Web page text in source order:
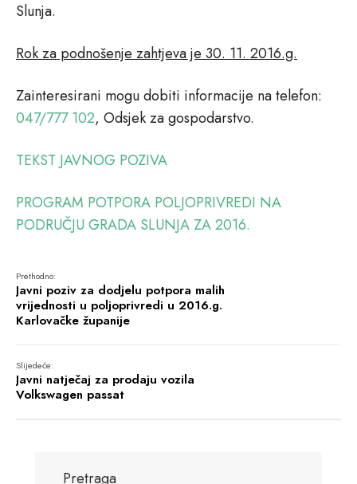
Slunja.
Rok za podnošenje zahtjeva je 30. 11. 2016.g.
Zainteresirani mogu dobiti informacije na telefon:
047/777 102, Odsjek za gospodarstvo.
TEKST JAVNOG POZIVA
PROGRAM POTPORA POLJOPRIVREDI NA
PODRUČJU GRADA SLUNJA ZA 2016.
Prethodno:
Javni poziv za dodjelu potpora malih
vrijednosti u poljoprivredi u 2016.g.
Karlovačke županije
Slijedeće:
Javni natječaj za prodaju vozila
Volkswagen passat
Pretraga